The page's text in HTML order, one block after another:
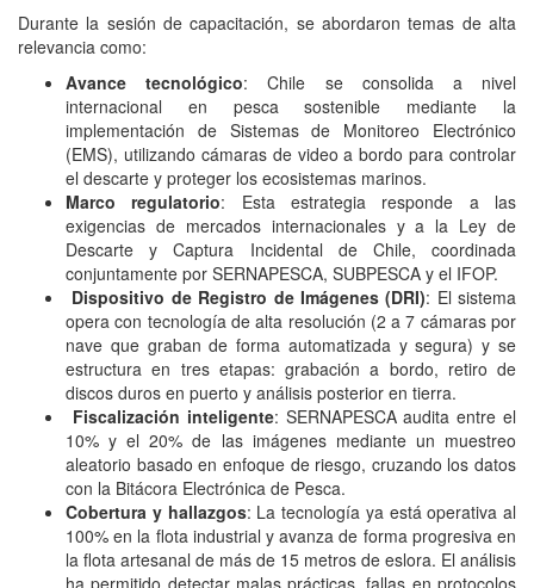
Durante la sesión de capacitación, se abordaron temas de alta
relevancia como:
Avance tecnológico: Chile se consolida a nivel
internacional en pesca sostenible mediante la
implementación de Sistemas de Monitoreo Electrónico
(EMS), utilizando cámaras de video a bordo para controlar
el descarte y proteger los ecosistemas marinos.
Marco regulatorio: Esta estrategia responde a las
exigencias de mercados internacionales y a la Ley de
Descarte y Captura Incidental de Chile, coordinada
conjuntamente por SERNAPESCA, SUBPESCA y el IFOP.
Dispositivo de Registro de Imágenes (DRI): El sistema
opera con tecnología de alta resolución (2 a 7 cámaras por
nave que graban de forma automatizada y segura) y se
estructura en tres etapas: grabación a bordo, retiro de
discos duros en puerto y análisis posterior en tierra.
Fiscalización inteligente: SERNAPESCA audita entre el
10% y el 20% de las imágenes mediante un muestreo
aleatorio basado en enfoque de riesgo, cruzando los datos
con la Bitácora Electrónica de Pesca.
Cobertura y hallazgos: La tecnología ya está operativa al
100% en la flota industrial y avanza de forma progresiva en
la flota artesanal de más de 15 metros de eslora. El análisis
ha permitido detectar malas prácticas, fallas en protocolos